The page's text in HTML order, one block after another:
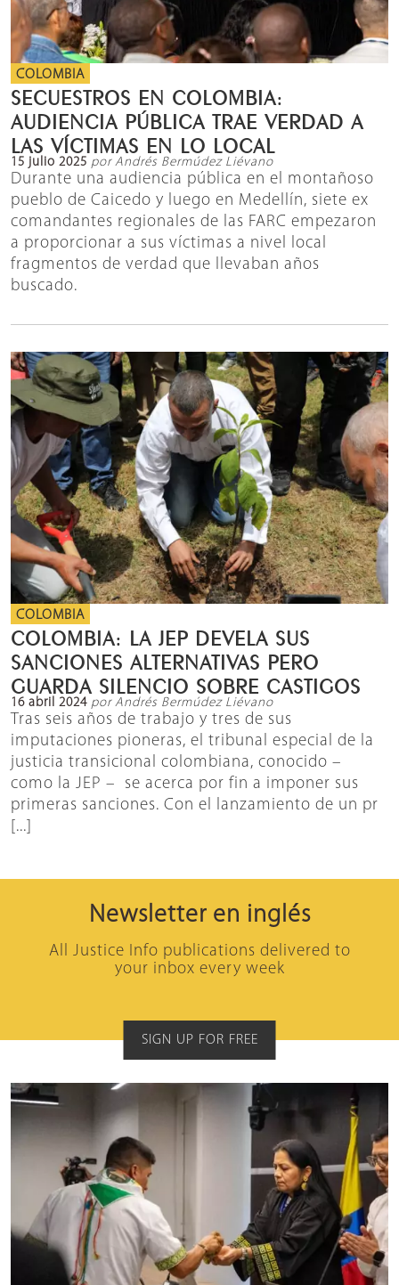
COLOMBIA
SECUESTROS EN COLOMBIA:
AUDIENCIA PÚBLICA TRAE VERDAD A
LAS VÍCTIMAS EN LO LOCAL
15 julio 2025 por Andrés Bermúdez Liévano
Durante una audiencia pública en el montañoso
pueblo de Caicedo y luego en Medellín, siete ex
comandantes regionales de las FARC empezaron
a proporcionar a sus víctimas a nivel local
fragmentos de verdad que llevaban años
buscado.
COLOMBIA
COLOMBIA: LA JEP DEVELA SUS
SANCIONES ALTERNATIVAS PERO
GUARDA SILENCIO SOBRE CASTIGOS
16 abril 2024 por Andrés Bermúdez Liévano
Tras seis años de trabajo y tres de sus
imputaciones pioneras, el tribunal especial de la
justicia transicional colombiana, conocido –
como la JEP – se acerca por fin a imponer sus
primeras sanciones. Con el lanzamiento de un pr
[...]
Newsletter en inglés
All Justice Info publications delivered to
your inbox every week
SIGN UP FOR FREE